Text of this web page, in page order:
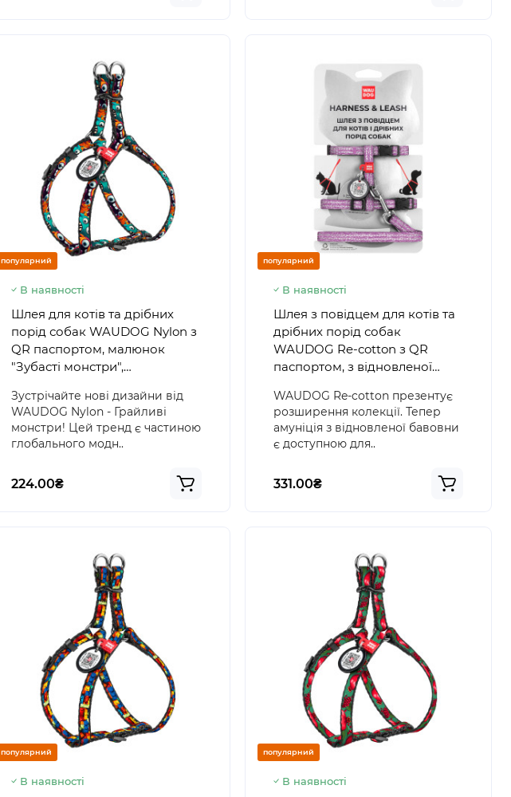
популярний
В наявності
Шлея для котів та дрібних
порід собак WAUDOG Nylon з
QR паспортом, малюнок
"Зубасті монстри",
Зустрічайте нові дизайни від
WAUDOG Nylon - Грайливі
монстри! Цей тренд є частиною
глобального модн..
224.00₴
популярний
В наявності
Шлея з повідцем для котів та
дрібних порід собак
WAUDOG Re-cotton з QR
паспортом, з відновленої
пластиковий фастекс, розмір
XS, фіолетова
WAUDOG Re-cotton презентує
розширення колекції. Тепер
амуніція з відновленої бавовни
є доступною для..
331.00₴
популярний
В наявності
популярний
В наявності